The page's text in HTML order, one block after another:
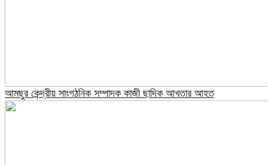
আমছুর কেন্দ্রীয় সাংগঠনিক সম্পাদক কাজী ছাদিক আখতার আহত